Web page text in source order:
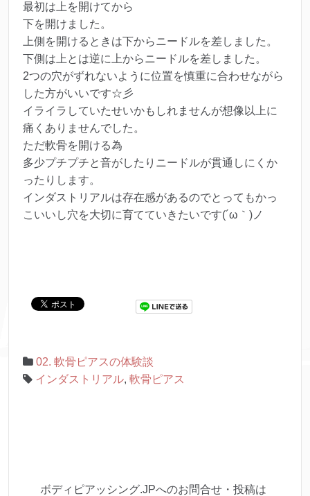
最初は上を開けてから
下を開けました。
上側を開けるときは下からニードルを差しました。
下側は上とは逆に上からニードルを差しました。
2つの穴がずれないように位置を慎重に合わせながら
した方がいいです☆彡
イライラしていたせいかもしれませんが想像以上に
痛くありませんでした。
ただ軟骨を開ける為
多少プチプチと音がしたりニードルが貫通しにくか
ったりします。
インダストリアルは存在感があるのでとってもかっ
こいいし穴を大切に育てていきたいです(´ω｀)ノ
02. 軟骨ピアスの体験談
インダストリアル, 軟骨ピアス
ボディピアッシング.JPへのお問合せ・投稿は